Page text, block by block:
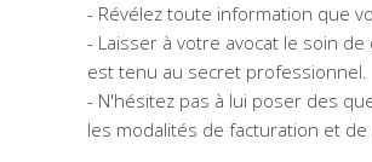
- Révélez toute information que
- Laisser à votre avocat le soin
est tenu au secret professionnel.
- N'hésitez pas à lui poser des
les modalités de facturation et